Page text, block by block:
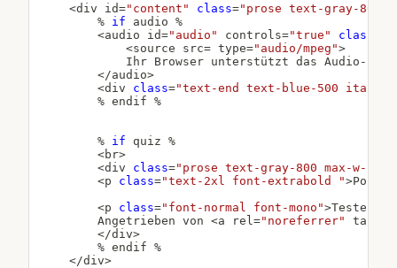
<div id="content" class="prose text-gray-800
%
if audio %
<audio id="audio" controls="true" class
<source src= type="audio/mpeg">
            Ihr Browser unterstützt das Audio
-
</audio>
<div class="text-end text-blue-500 italic"
% endif %
% if quiz %
<br>
<div class="prose text-gray-800 max-w-
<p class="text-2xl font-extrabold ">Post
<p class="font-normal font-mono">Testen
        Angetrieben von
<a rel ="noreferrer" target
</div>
% endif %
</div>